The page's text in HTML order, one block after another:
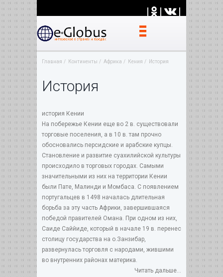
| | |
Главная Континенты Африка Кения История
История
история Кении
На побережье Кении еще во 2 в. существовали
торговые поселения, а в 10 в. там прочно
обосновались персидские и арабские купцы.
Становление и развитие суахилийской культуры
происходило в торговых городах. Самыми
значительными из них на территории Кении
были Пате, Малинди и Момбаса. С появлением
португальцев в 1498 началась длительная
борьба за эту часть Африки, завершившаяся
победой правителей Омана. При одном из них,
Саиде Саййиде, который в начале 19 в. перенес
столицу государства на о.Занзибар,
развернулась торговля с народами, жившими
во внутренних районах материка.
Читать дальше...